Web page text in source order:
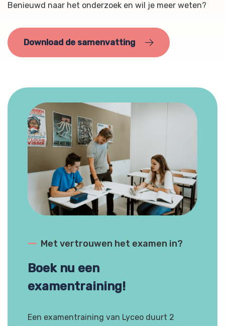
Benieuwd naar het onderzoek en wil je meer weten?
Download de samenvatting
--- Met vertrouwen het examen in?
Boek nu een
examentraining!
Een examentraining van Lyceo duurt 2